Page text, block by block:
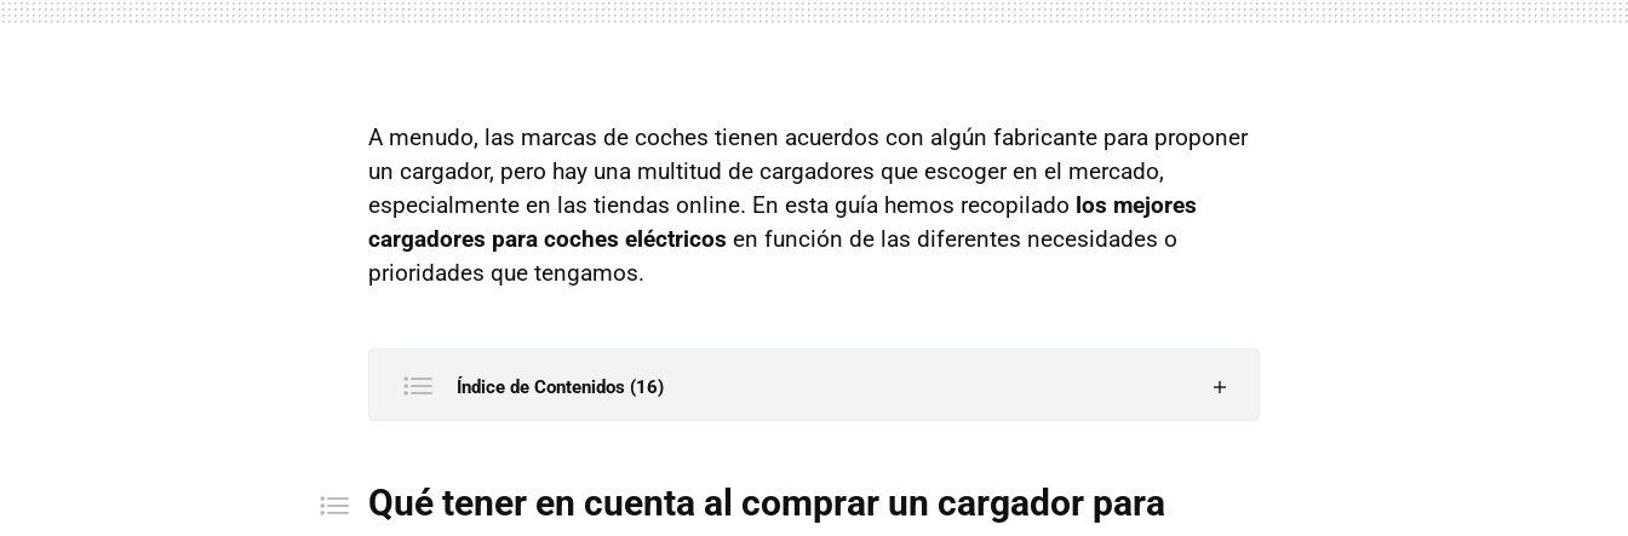
A menudo, las marcas de coches tienen acuerdos con algún fabricante para proponer
un cargador, pero hay una multitud de cargadores que escoger en el mercado,
especialmente en las tiendas online. En esta guía hemos recopilado los mejores
cargadores para coches eléctricos en función de las diferentes necesidades o
prioridades que tengamos.
Índice de Contenidos (16)
La instalación eléctrica de la que dispongas
Qué tener en cuenta al comprar un cargador para